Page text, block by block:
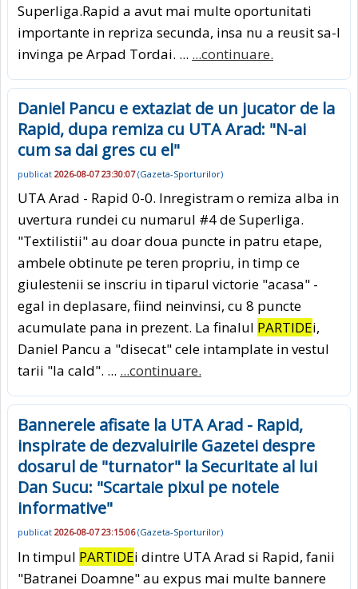
Superliga.Rapid a avut mai multe oportunitati
importante in repriza secunda, insa nu a reusit sa-l
invinga pe Arpad Tordai. ... ...continuare.
Daniel Pancu e extaziat de un jucator de la
Rapid, dupa remiza cu UTA Arad: "N-ai
cum sa dai gres cu el"
publicat 2026-08-07 23:30:07(Gazeta-Sporturilor)
UTA Arad - Rapid 0-0. Inregistram o remiza alba in
uvertura rundei cu numarul #4 de Superliga.
"Textilistii" au doar doua puncte in patru etape,
ambele obtinute pe teren propriu, in timp ce
giulestenii se inscriu in tiparul victorie "acasa" -
egal in deplasare, fiind neinvinsi, cu 8 puncte
acumulate pana in prezent. La finalul PARTIDEi,
Daniel Pancu a "disecat" cele intamplate in vestul
tarii "la cald". ... ...continuare.
Bannerele afisate la UTA Arad - Rapid,
inspirate de dezvaluirile Gazetei despre
dosarul de "turnator" la Securitate al lui
Dan Sucu: "Scartaie pixul pe notele
informative"
publicat 2026-08-07 23:15:06(Gazeta-Sporturilor)
In timpul PARTIDEi dintre UTA Arad si Rapid, fanii
"Batranei Doamne" au expus mai multe bannere